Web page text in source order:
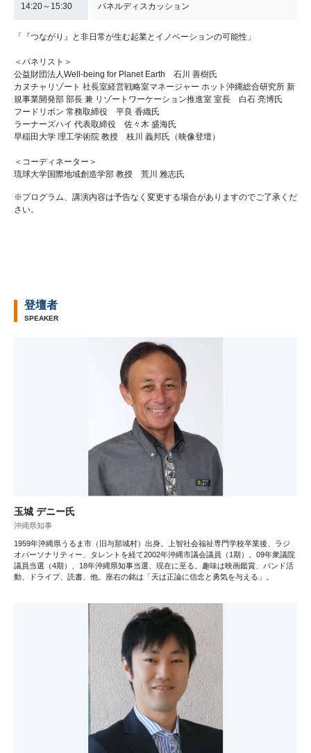
14:20～15:30 パネルディスカッション
「『つながり』と非日常が生む起業とイノベーションの可能性」
＜パネリスト＞
公益財団法人Well-being for Planet Earth 石川 善樹氏
カヌチャリゾート 社長室経営戦略室マネージャー ホット沖縄総合研究所 新
規事業開発部 部長 兼 リゾートワーケーション推進室 室長 白石 亮博氏
フードリボン 常務取締役 平良 香織氏
ラーナーズハイ 代表取締役 佐々木 盛海氏
早稲田大学 理工学術院 教授 枝川 義邦氏（映像登壇）
＜コーディネーター＞
琉球大学国際地域創造学部 教授 荒川 雅志氏
※プログラム、講演内容は予告なく変更する場合がありますのでご了承くだ
さい。
登壇者
SPEAKER
玉城 デニー氏
沖縄県知事
1959年沖縄県うるま市（旧与那城村）出身。上智社会福祉専門学校卒業後、ラジ
オパーソナリティー、タレントを経て2002年沖縄市議会議員（1期）。09年衆議院
議員当選（4期）、18年沖縄県知事当選、現在に至る。趣味は映画鑑賞、バンド活
動、ドライブ、読書、他。座右の銘は「天は正論に信念と勇気を与える」。